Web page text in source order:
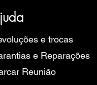
e trocas
e Reparações
Reunião